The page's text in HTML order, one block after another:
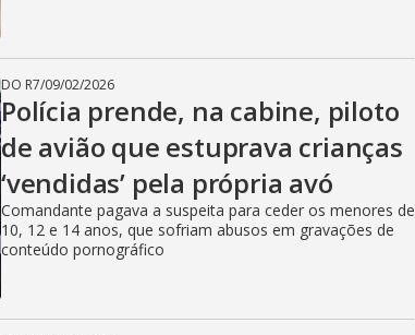
DO R7/09/02/2026
Polícia prende, na cabine, piloto
de avião que estuprava crianças
‘vendidas’ pela própria avó
Comandante pagava a suspeita para ceder os menores de
10, 12 e 14 anos, que sofriam abusos em gravações de
conteúdo pornográfico